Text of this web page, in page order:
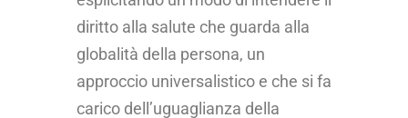
diritto alla salute che guarda alla
globalità della persona, un
approccio universalistico e che si fa
carico dell’uguaglianza della